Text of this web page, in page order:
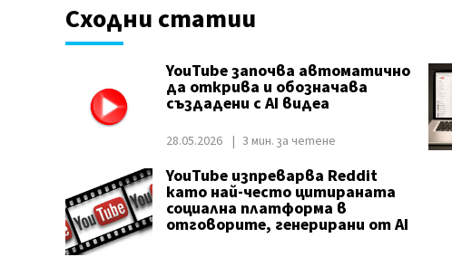
Сходни статии
YouTube започва автоматично
да открива и обозначава
създадени с AI видеа
28.05.2026 3 мин. за четене
YouTube изпреварва Reddit
като най-често цитираната
социална платформа в
отговорите, генерирани от AI